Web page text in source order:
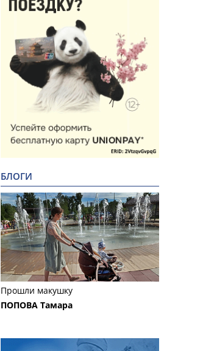
БЛОГИ
Прошли макушку
ПОПОВА Тамара